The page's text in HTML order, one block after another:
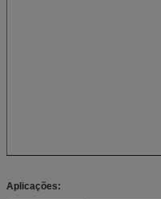
Aplicações: